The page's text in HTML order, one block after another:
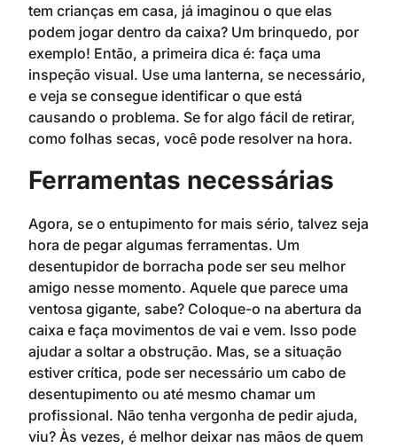
tem crianças em casa, já imaginou o que elas
podem jogar dentro da caixa? Um brinquedo, por
exemplo! Então, a primeira dica é: faça uma
inspeção visual. Use uma lanterna, se necessário,
e veja se consegue identificar o que está
causando o problema. Se for algo fácil de retirar,
como folhas secas, você pode resolver na hora.
Ferramentas necessárias
Agora, se o entupimento for mais sério, talvez seja
hora de pegar algumas ferramentas. Um
desentupidor de borracha pode ser seu melhor
amigo nesse momento. Aquele que parece uma
ventosa gigante, sabe? Coloque-o na abertura da
caixa e faça movimentos de vai e vem. Isso pode
ajudar a soltar a obstrução. Mas, se a situação
estiver crítica, pode ser necessário um cabo de
desentupimento ou até mesmo chamar um
profissional. Não tenha vergonha de pedir ajuda,
viu? Às vezes, é melhor deixar nas mãos de quem